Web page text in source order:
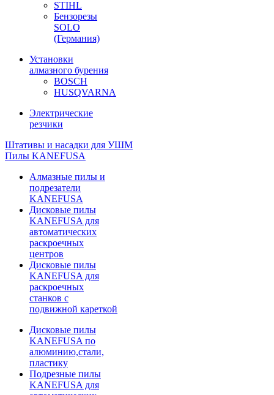
STIHL
Бензорезы
SOLO
(Германия)
Установки
алмазного бурения
BOSCH
HUSQVARNA
Электрические
резчики
Штативы и насадки для УШМ
Пилы KANEFUSA
Алмазные пилы и
подрезатели
KANEFUSA
Дисковые пилы
KANEFUSA для
автоматических
раскроечных
центров
Дисковые пилы
KANEFUSA для
раскроечных
станков с
подвижной кареткой
Дисковые пилы
KANEFUSA по
алюминию,стали,
пластику
Подрезные пилы
KANEFUSA для